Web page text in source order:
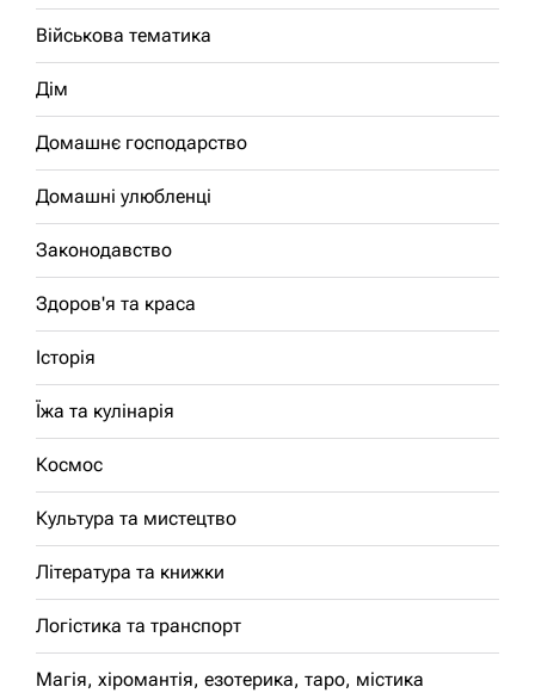
Військова тематика
Дім
Домашнє господарство
Домашні улюбленці
Законодавство
Здоров'я та краса
Історія
Їжа та кулінарія
Космос
Культура та мистецтво
Література та книжки
Логістика та транспорт
Магія, хіромантія, езотерика, таро, містика